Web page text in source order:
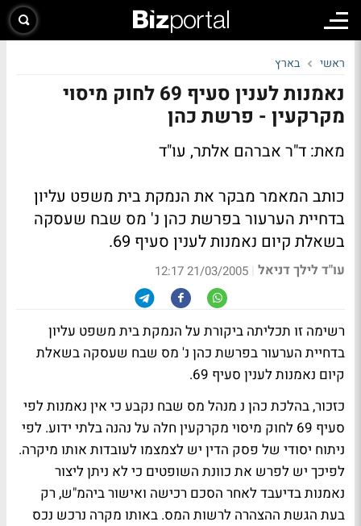
ראשי בארץ
נאמנות לענין סעיף 69 לחוק מיסוי
מקרקעין - פרשת כהן
מאת: ד"ר אברהם אלתר, עו"ד
כותב המאמר מבקר את הנמקת בית משפט עליון
בדחיית הערעור בפרשת כהן נ' מס שבח שעסקה
בשאלת קיום נאמנות לענין סעיף 69.
עו"ד לילך דניאל |
21/03/2005 12:17
רשימה זו תכליתה ביקורת על הנמקת בית משפט עליון
בדחיית הערעור בפרשת כהן נ' מס שבח שעסקה בשאלת
קיום נאמנות לענין סעיף 69.
כזכור, בהלכת כהן נ מנהל מס שבח נקבע כי אין נאמנות לפי
סעיף 69 לחוק מיסוי מקרקעין חלה על נהנה בלתי ידוע. לפי
ניתוח יסודי של פסק הדין יש לצמצמו לעובדות אותו מיקרה.
לפיכך יש לפרש את כוונת השופטים כי לא ניתן ליצור
נאמנות בדיעבד לאחר הסכם רכישה ואישור ביהמ"ש, רק
בעת הגשת ההצהרה לרשות המס. באותו מקרה נרכש נכס